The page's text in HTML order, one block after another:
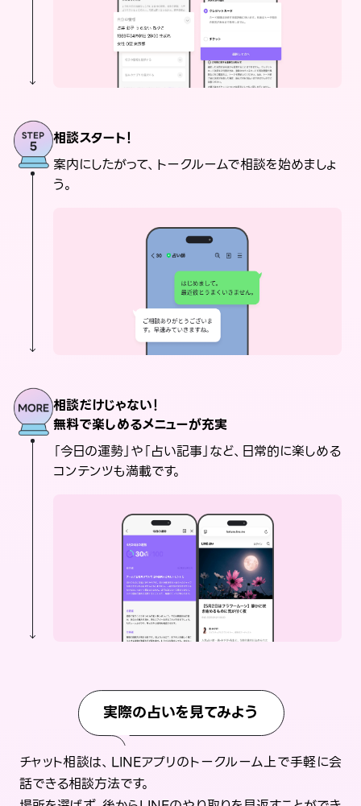
相談スタート！
案内にしたがって、トークルームで相談を始めましょ
う。
相談だけじゃない！
無料で楽しめるメニューが充実
「今日の運勢」や「占い記事」など、日常的に楽しめる
コンテンツも満載です。
実際の占いを見てみよう
チャット相談は、LINEアプリのトークルーム上で手軽に会
話できる相談方法です。